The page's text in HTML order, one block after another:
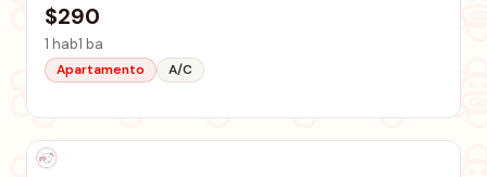
$290
1 hab1 ba
Apartamento A/C